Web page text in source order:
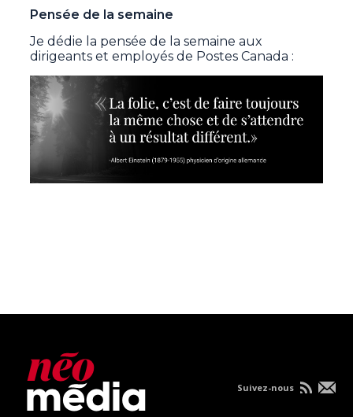
Pensée de la semaine
Je dédie la pensée de la semaine aux
dirigeants et employés de Postes Canada :
Suivez-nous